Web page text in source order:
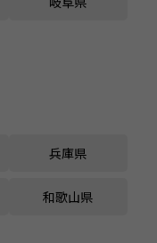
兵庫県
和歌山県